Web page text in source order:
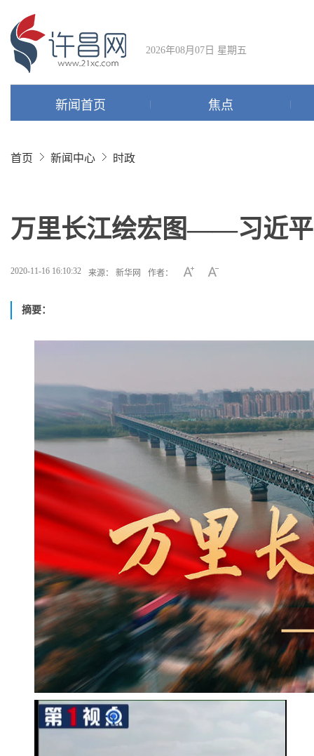
2026年08月07日 星期五
新闻首页 焦点
首页 新闻中心 时政
万里长江绘宏图——习近
2020-11-16 16:10:32 来源： 新华网 作者：
摘要：